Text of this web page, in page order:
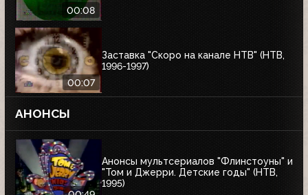
00:08
00:07
Заставка "Скоро на канале НТВ" (НТВ,
1996-1997)
АНОНСЫ
Анонсы мультсериалов "Флинстоуны" и
"Том и Джерри. Детские годы" (НТВ,
1995)